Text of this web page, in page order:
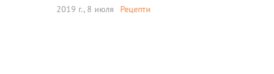
2019 г., 8 июля Рецепти